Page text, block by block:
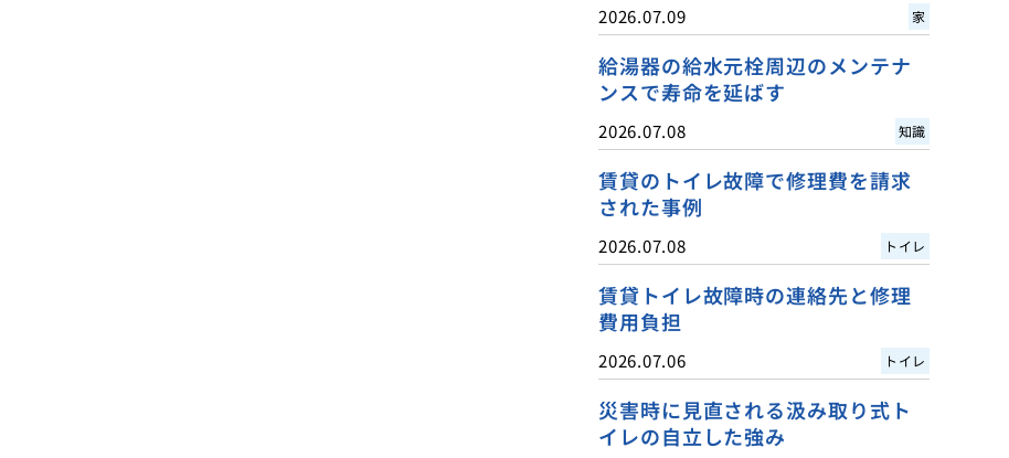
2026.07.09 家
給湯器の給水元栓周辺のメンテナ
ンスで寿命を延ばす
2026.07.08 知識
賃貸のトイレ故障で修理費を請求
された事例
2026.07.08 トイレ
賃貸トイレ故障時の連絡先と修理
費用負担
2026.07.06 トイレ
災害時に見直される汲み取り式ト
イレの自立した強み